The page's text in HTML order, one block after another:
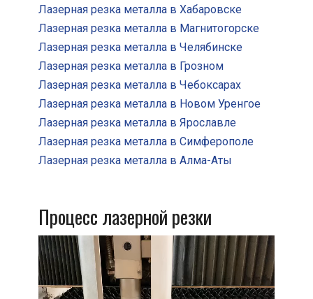
Лазерная резка металла в Хабаровске
Лазерная резка металла в Магнитогорске
Лазерная резка металла в Челябинске
Лазерная резка металла в Грозном
Лазерная резка металла в Чебоксарах
Лазерная резка металла в Новом Уренгое
Лазерная резка металла в Ярославле
Лазерная резка металла в Симферополе
Лазерная резка металла в Алма-Аты
Процесс лазерной резки